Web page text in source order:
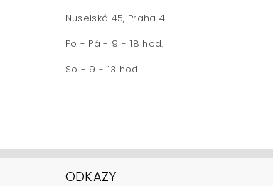
Nuselská 45, Praha 4
Po - Pá - 9 - 18 hod.
So - 9 - 13 hod.
ODKAZY